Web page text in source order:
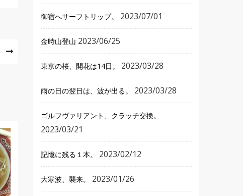
御宿へサーフトリップ。 2023/07/01
金時山登山 2023/06/25
東京の桜、開花は14日。 2023/03/28
雨の日の翌日は、波が出る。 2023/03/28
ゴルフヴァリアント、クラッチ交換。
2023/03/21
記憶に残る１本。 2023/02/12
大寒波、襲来。 2023/01/26